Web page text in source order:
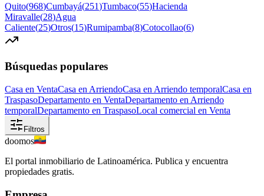
Quito(968)Cumbayá(251)Tumbaco(55)Hacienda
Miravalle(28)Agua
Caliente(25)Otros(15)Rumipamba(8)Cotocollao(6)
Búsquedas populares
Casa en VentaCasa en ArriendoCasa en Arriendo temporalCasa en
TraspasoDepartamento en VentaDepartamento en Arriendo
temporalDepartamento en TraspasoLocal comercial en Venta
Filtros
doomos
El portal inmobiliario de Latinoamérica. Publica y encuentra
propiedades gratis.